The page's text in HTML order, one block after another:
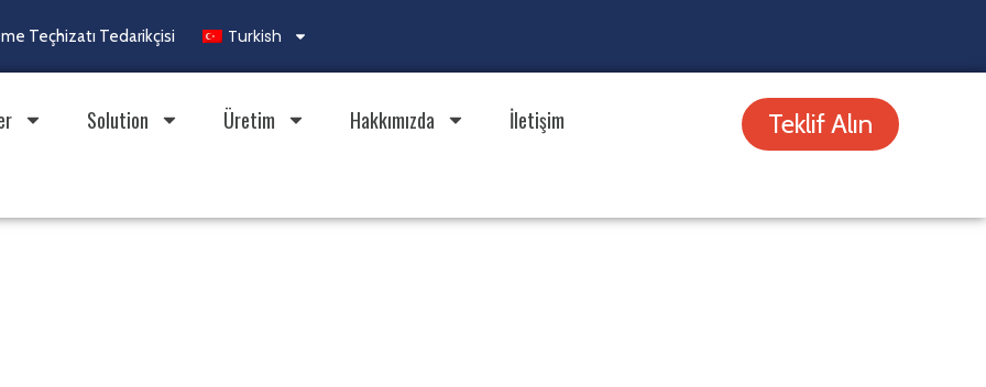
Teçhizatı Tedarikçisi Turkish
Solution Üretim Hakkımızda
İletişim
Teklif Alın